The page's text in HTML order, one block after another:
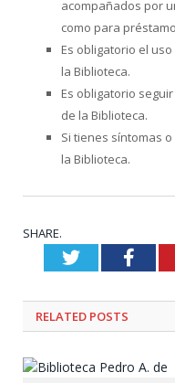
acompañados por
como para
Es obligatorio el
la Biblioteca.
Es obligatorio
de la Biblioteca.
Si tienes síntomas
la Biblioteca.
SHARE.
Twitter
RELATED POSTS